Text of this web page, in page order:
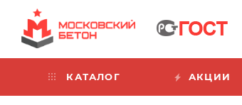
КАТАЛОГ АКЦИИ